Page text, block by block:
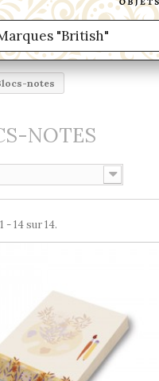
"British"
notes
NOTES
- 14 sur 14.